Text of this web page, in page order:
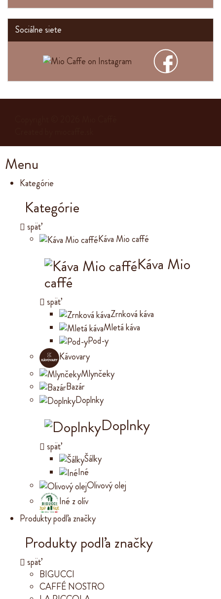
Sociálne siete
Menu
Kategórie
Kategórie
späť
Káva Mio caffé
Káva Mio
caffé
späť
Zrnková káva
Mletá káva
Pod-y
Kávovary
Mlynčeky
Bazár
Doplnky
Doplnky
späť
Šálky
Iné
Olivový olej
Iné z olív
Produkty podľa značky
Produkty podľa značky
späť
BIGUCCI
CAFFÉ NOSTRO